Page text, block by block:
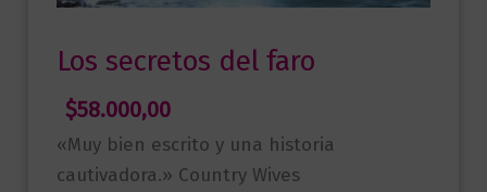
Los secretos del faro
$58.000,00
«Muy bien escrito y una historia
cautivadora.» Country Wives